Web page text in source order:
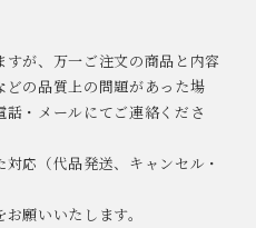
が、万一ご注文の商品と内容
の品質上の問題があった場
・メールにてご連絡くださ
応（代品発送、キャンセル・
願いいたします。